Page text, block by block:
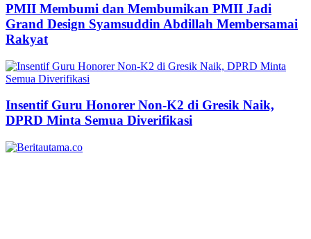
PMII Membumi dan Membumikan PMII Jadi
Grand Design Syamsuddin Abdillah Membersamai
Rakyat
Insentif Guru Honorer Non-K2 di Gresik Naik,
DPRD Minta Semua Diverifikasi